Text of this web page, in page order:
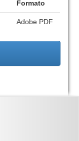
Formato
Adobe PDF